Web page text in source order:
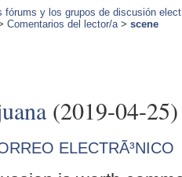
fórums y los grupos de discusión
Comentarios del lector/a> scene
(2019-04-25)
ELECTRÃ³NICO